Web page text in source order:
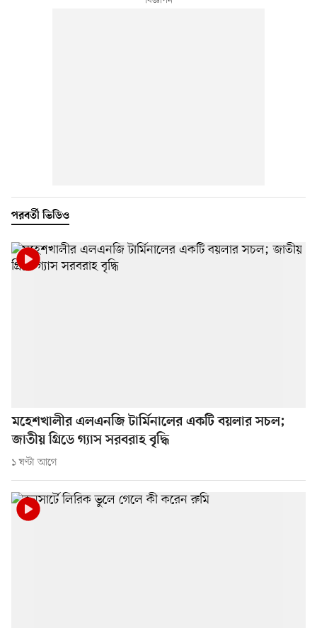
পরবর্তী ভিডিও
মহেশখালীর এলএনজি টার্মিনালের একটি বয়লার সচল;
জাতীয় গ্রিডে গ্যাস সরবরাহ বৃদ্ধি
১ ঘণ্টা আগে